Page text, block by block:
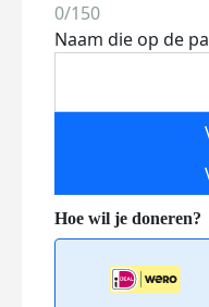
0/150
Naam die op de